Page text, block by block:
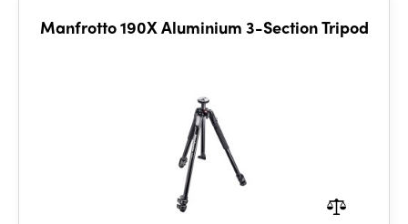
Manfrotto 190X Aluminium 3-Section Tripod